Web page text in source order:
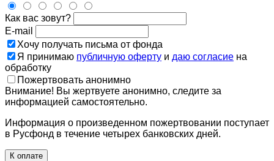
Как вас зовут?
E-mail
Хочу получать письма от фонда
Я принимаю публичную оферту и даю согласие на
обработку
Пожертвовать анонимно
Внимание! Вы жертвуете анонимно, следите за
информацией самостоятельно.
Информация о произведенном пожертвовании поступает
в Русфонд в течение четырех банковских дней.
К оплате